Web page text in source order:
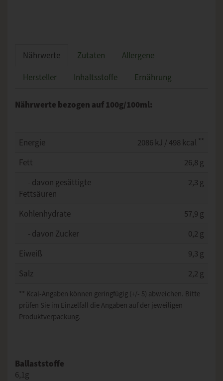
Nährwerte Zutaten
Allergene
Hersteller
Inhaltsstoffe Ernährung
Nährwerte bezogen auf 100g/100ml:
Energie 2086 kJ / 498 kcal **
Fett
26,8 g
- davon gesättigte
Fettsäuren
2,3 g
Kohlenhydrate
57,9 g
- davon Zucker
0,2 g
Eiweiß
9,3 g
Salz
2,2 g
** Kcal-Angaben können geringfügig (+/- 5) abweichen. Bitte
prüfen Sie im Einzelfall die Angaben auf der jeweiligen
Produktverpackung.
Ballaststoffe
6,1g